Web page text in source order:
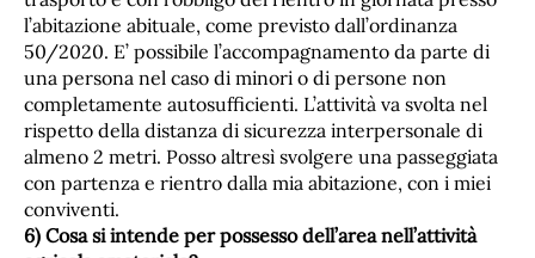
l’abitazione abituale, come previsto dall’ordinanza
50/2020. E’ possibile l’accompagnamento da parte di
una persona nel caso di minori o di persone non
completamente autosufficienti. L’attività va svolta nel
rispetto della distanza di sicurezza interpersonale di
almeno 2 metri. Posso altresì svolgere una passeggiata
con partenza e rientro dalla mia abitazione, con i miei
conviventi.
6) Cosa si intende per possesso dell’area nell’attività